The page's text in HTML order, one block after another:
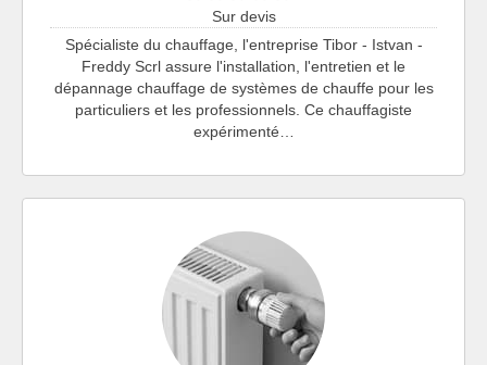
Sur devis
Spécialiste du chauffage, l'entreprise Tibor - Istvan -
Freddy Scrl assure l'installation, l'entretien et le
dépannage chauffage de systèmes de chauffe pour les
particuliers et les professionnels. Ce chauffagiste
expérimenté…